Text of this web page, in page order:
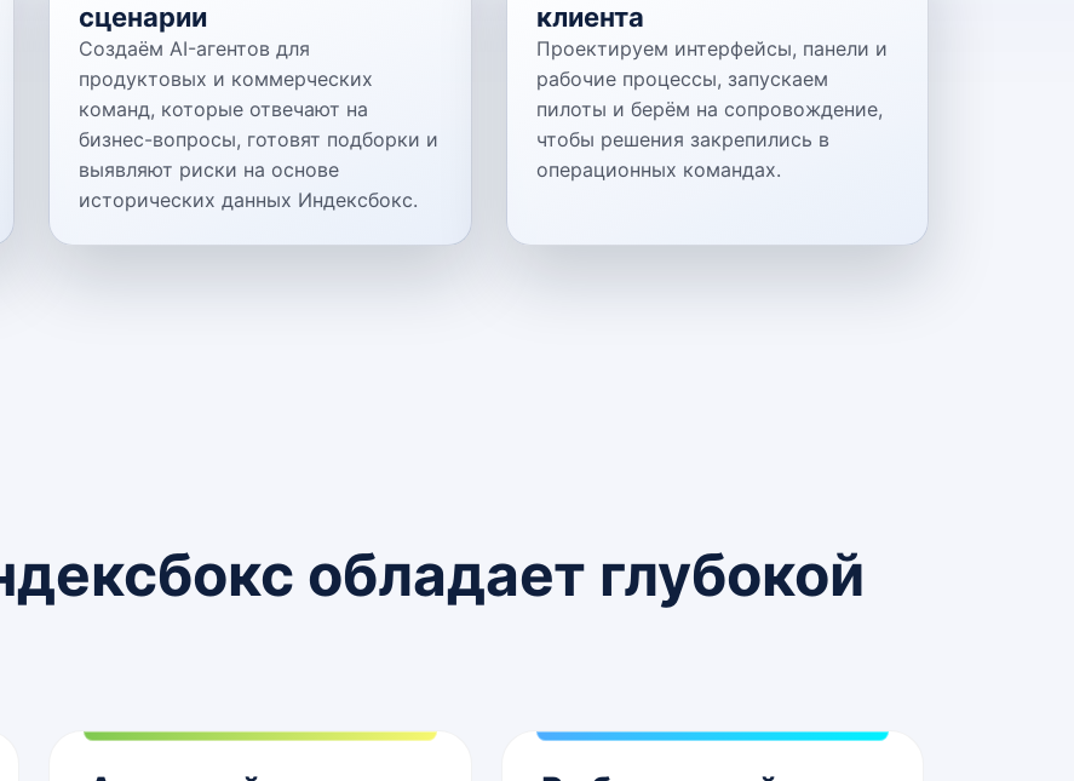
сценарии
Создаём AI-агентов для
продуктовых и коммерческих
команд, которые отвечают на
бизнес-вопросы, готовят подборки и
выявляют риски на основе
исторических данных Индексбокс.
клиента
Проектируем интерфейсы, панели и
рабочие процессы, запускаем
пилоты и берём на сопровождение,
чтобы решения закрепились в
операционных командах.
обладает глубокой